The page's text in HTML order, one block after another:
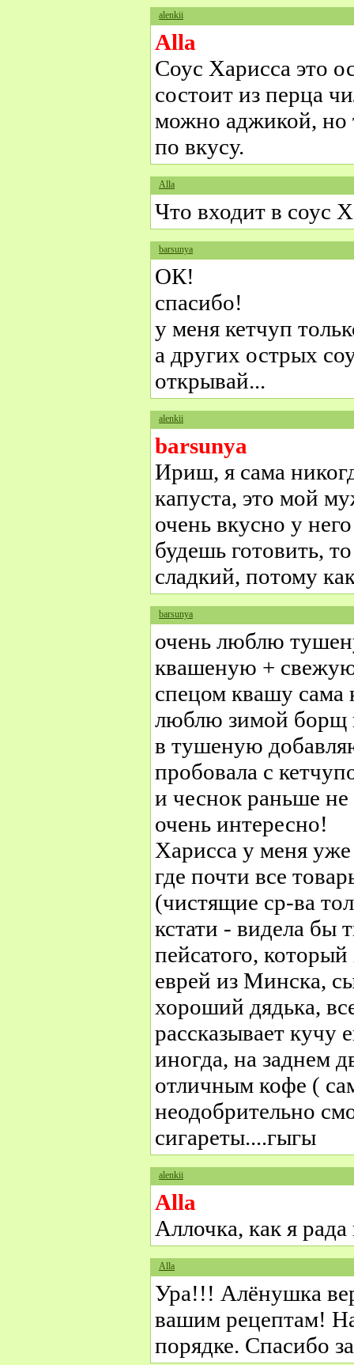
alenkii
Alla
Соус Харисса это
состоит из перца
можно аджикой, но
по вкусу.
Alla
Что входит в соус
barsunya
ОК!
спасибо!
у меня кетчуп
а других острых
открывай...
alenkii
barsunya
Ириш, я сама
капуста, это мой
очень вкусно у
будешь готовить,
сладкий, потому
barsunya
очень люблю
квашеную +
спецом квашу сама
люблю зимой борщ
в тушеную
пробовала с
и чеснок раньше не
очень интересно!
Харисса у меня
где почти все
(чистящие ср-ва
кстати - видела бы
пейсатого,
еврей из Минска,
хороший дядька,
рассказывает кучу
иногда, на заднем
отличным кофе (
неодобрительно
сигареты....гыгы
alenkii
Alla
Аллочка, как я
Alla
Ура!!! Алёнушка
вашим рецептам!
порядке. Спасибо